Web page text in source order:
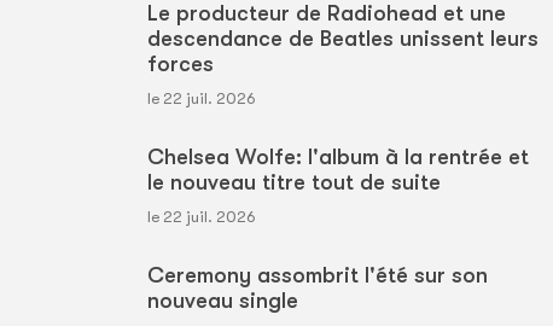
Le producteur de Radiohead et une
descendance de Beatles unissent leurs
forces
le 22 juil. 2026
Chelsea Wolfe: l'album à la rentrée et
le nouveau titre tout de suite
le 22 juil. 2026
Ceremony assombrit l'été sur son
nouveau single